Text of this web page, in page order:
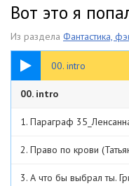
Вот это я
Из раздела Фантастика,
00. intro
00:19
00. intro
1. Параграф
2. Право по крови
3. А что бы выбрал ты.